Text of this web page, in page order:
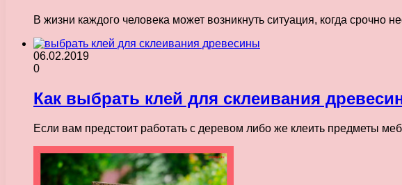
В жизни каждого человека может возникнуть ситуация, когда
06.02.2019
0
Как выбрать клей для склеивания
Если вам предстоит работать с деревом либо же клеить предметы